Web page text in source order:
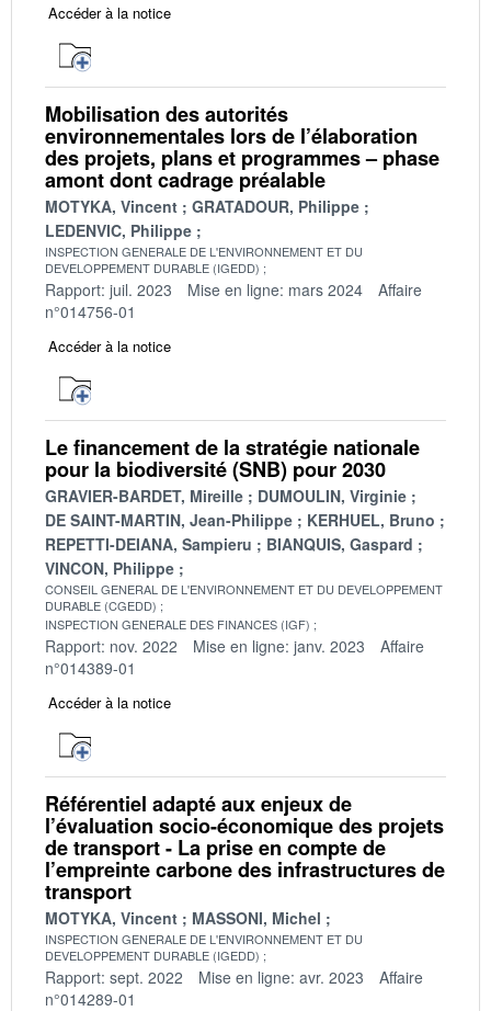
Accéder à la notice
Mobilisation des autorités
environnementales lors de l’élaboration
des projets, plans et programmes – phase
amont dont cadrage préalable
MOTYKA, Vincent
GRATADOUR, Philippe
LEDENVIC, Philippe
INSPECTION GENERALE DE L'ENVIRONNEMENT ET DU
DEVELOPPEMENT DURABLE (IGEDD)
Rapport: juil. 2023 Mise en ligne: mars 2024
Affaire
n°014756-01
Accéder à la notice
Le financement de la stratégie nationale
pour la biodiversité (SNB) pour 2030
GRAVIER-BARDET, Mireille
DUMOULIN, Virginie
DE SAINT-MARTIN, Jean-Philippe
KERHUEL, Bruno
REPETTI-DEIANA, Sampieru
BIANQUIS, Gaspard
VINCON, Philippe
CONSEIL GENERAL DE L'ENVIRONNEMENT ET DU DEVELOPPEMENT
DURABLE (CGEDD)
INSPECTION GENERALE DES FINANCES (IGF)
Rapport: nov. 2022 Mise en ligne: janv. 2023
Affaire
n°014389-01
Accéder à la notice
Référentiel adapté aux enjeux de
l’évaluation socio-économique des projets
de transport - La prise en compte de
l’empreinte carbone des infrastructures de
transport
MOTYKA, Vincent MASSONI, Michel
INSPECTION GENERALE DE L'ENVIRONNEMENT ET DU
DEVELOPPEMENT DURABLE (IGEDD)
Rapport: sept. 2022 Mise en ligne: avr. 2023
Affaire
n°014289-01